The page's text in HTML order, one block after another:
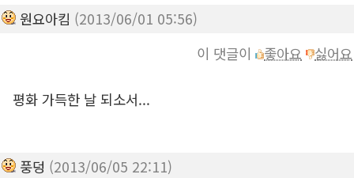
원요아킴 (2013/06/01 05:56)
이 댓글이
좋아요 싫어요
평화 가득한 날 되소서...
풍덩 (2013/06/05 22:11)